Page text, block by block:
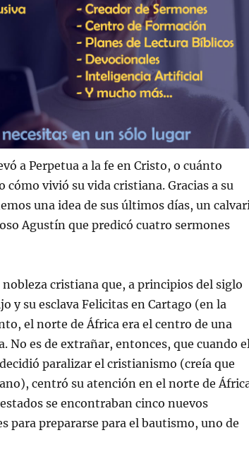
a Perpetua a la fe en Cristo, o cuánto
vivió su vida cristiana. Gracias a su
una idea de sus últimos días, un
Agustín que predicó cuatro sermones
cristiana que, a principios del siglo
y su esclava Felicitas en Cartago (en la
el norte de África era el centro de una
No es de extrañar, entonces, que cuando
paralizar el cristianismo (creía que
centró su atención en el norte de
se encontraban cinco nuevos
para prepararse para el bautismo, uno de